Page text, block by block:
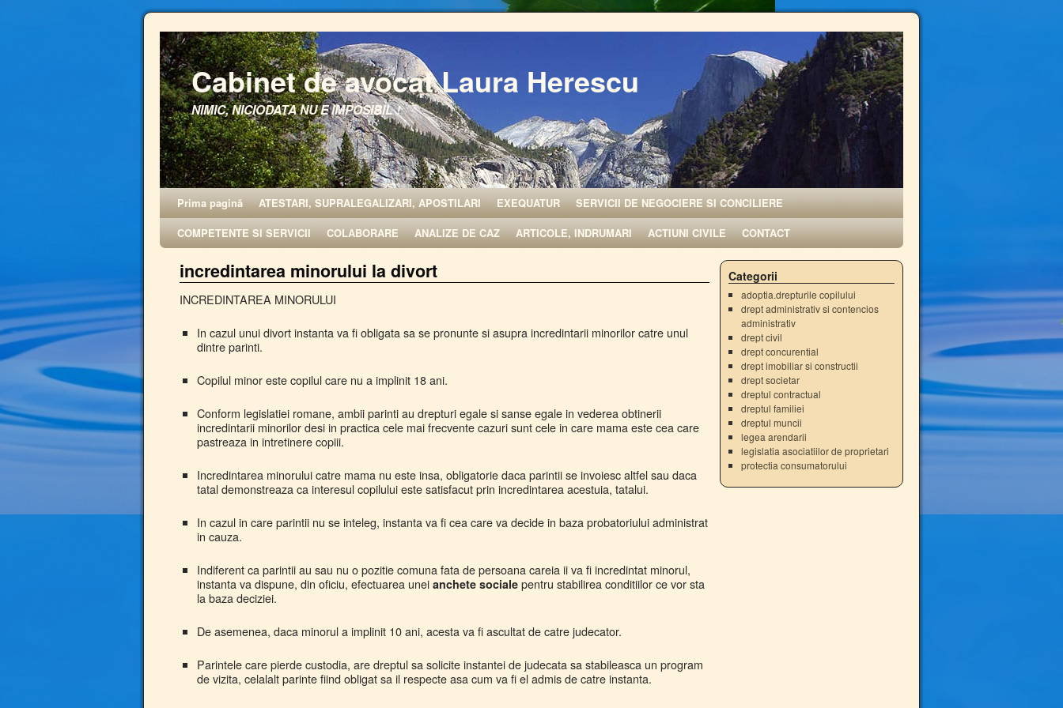
Cabinet de avocat Laura Herescu
NIMIC, NICIODATA NU E IMPOSIBIL !
Prima pagină ATESTARI, SUPRALEGALIZARI, APOSTILARI EXEQUATUR
SERVICII DE NEGOCIERE SI CONCILIERE
COMPETENTE SI SERVICII
COLABORARE ANALIZE DE CAZ ARTICOLE, INDRUMARI ACTIUNI CIVILE CONTACT
incredintarea minorului la divort
INCREDINTAREA MINORULUI
In cazul unui divort instanta va fi obligata sa se pronunte si asupra incredintarii minorilor catre unul
dintre parinti.
Copilul minor este copilul care nu a implinit 18 ani.
Conform legislatiei romane, ambii parinti au drepturi egale si sanse egale in vederea obtinerii
incredintarii minorilor desi in practica cele mai frecvente cazuri sunt cele in care mama este cea care
pastreaza in intretinere copiii.
Incredintarea minorului catre mama nu este insa, obligatorie daca parintii se invoiesc altfel sau daca
tatal demonstreaza ca interesul copilului este satisfacut prin incredintarea acestuia, tatalui.
In cazul in care parintii nu se inteleg, instanta va fi cea care va decide in baza probatoriului administrat
in cauza.
Indiferent ca parintii au sau nu o pozitie comuna fata de persoana careia ii va fi incredintat minorul,
instanta va dispune, din oficiu, efectuarea unei anchete sociale pentru stabilirea conditiilor ce vor sta
la baza deciziei.
De asemenea, daca minorul a implinit 10 ani, acesta va fi ascultat de catre judecator.
Parintele care pierde custodia, are dreptul sa solicite instantei de judecata sa stabileasca un program
de vizita, celalalt parinte fiind obligat sa il respecte asa cum va fi el admis de catre instanta.
Categorii
adoptia.drepturile copilului
drept administrativ si contencios
administrativ
drept civil
drept concurential
drept imobiliar si constructii
drept societar
dreptul contractual
dreptul familiei
dreptul muncii
legea arendarii
legislatia asociatiilor de proprietari
protectia consumatorului